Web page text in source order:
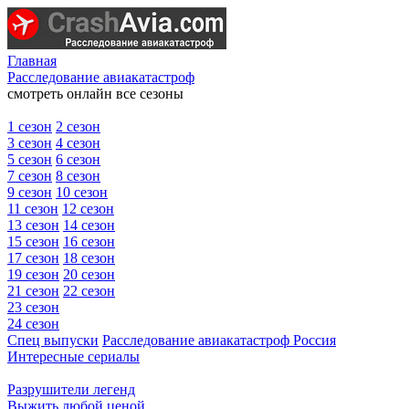
Главная
Расследование авиакатастроф
смотреть онлайн все сезоны
1 сезон 2 сезон
3 сезон 4 сезон
5 сезон 6 сезон
7 сезон 8 сезон
9 сезон 10 сезон
11 сезон 12 сезон
13 сезон 14 сезон
15 сезон 16 сезон
17 сезон 18 сезон
19 сезон 20 сезон
21 сезон 22 сезон
23 сезон
24 сезон
Спец выпуски Расследование авиакатастроф Россия
Интересные сериалы
Разрушители легенд
Выжить любой ценой